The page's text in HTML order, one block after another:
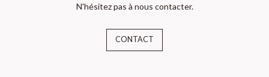
N'hésitez pas à nous contacter.
CONTACT